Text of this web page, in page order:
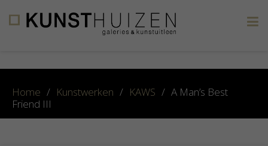
Home / Kunstwerken / KAWS / A Man’s Best
Friend III